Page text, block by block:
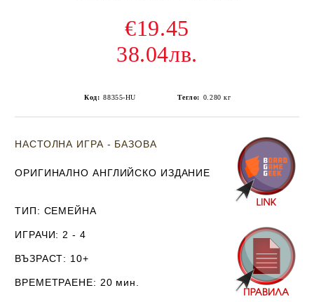
€19.45
38.04лв.
Код: 88355-HU Тегло: 0.280 кг
НАСТОЛНА ИГРА - БАЗОВА
ОРИГИНАЛНО АНГЛИЙСКО ИЗДАНИЕ
ТИП: СЕМЕЙНА
ИГРАЧИ: 2 - 4
ВЪЗРАСТ: 10+
ВРЕМЕТРАЕНЕ: 20 мин.